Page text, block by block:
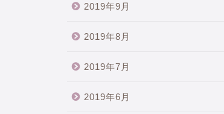
2019年9月
2019年8月
2019年7月
2019年6月